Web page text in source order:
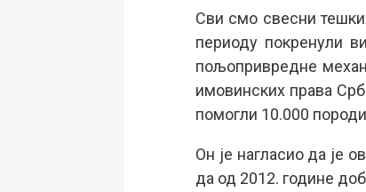
Сви смо свесни
периоду покренули
пољопривредне
имовинских права
помогли 10.000
Он је нагласио да је
да од 2012. године